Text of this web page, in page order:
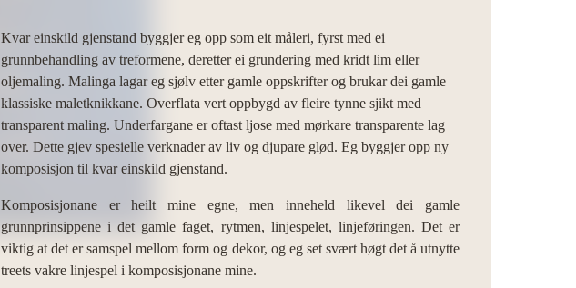
Kvar einskild gjenstand byggjer eg opp som eit måleri, fyrst med ei
grunnbehandling av treformene, deretter ei grundering med kridt lim eller
oljemaling. Malinga lagar eg sjølv etter gamle oppskrifter og brukar dei gamle
klassiske maletknikkane. Overflata vert oppbygd av fleire tynne sjikt med
transparent maling. Underfargane er oftast ljose med mørkare transparente lag
over. Dette gjev spesielle verknader av liv og djupare glød. Eg byggjer opp ny
komposisjon til kvar einskild gjenstand.
Komposisjonane er heilt mine egne, men inneheld likevel dei gamle
grunnprinsippene i det gamle faget, rytmen, linjespelet, linjeføringen. Det er
viktig at det er samspel mellom form og dekor, og eg set svært høgt det å utnytte
treets vakre linjespel i komposisjonane mine.